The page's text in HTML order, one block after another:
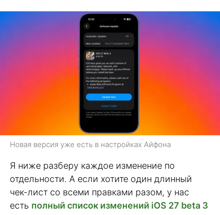
Новая версия уже есть в настройках Айфона
Я ниже разберу каждое изменение по
отдельности. А если хотите один длинный
чек-лист со всеми правками разом, у нас
есть полный список изменений iOS 27 beta 3